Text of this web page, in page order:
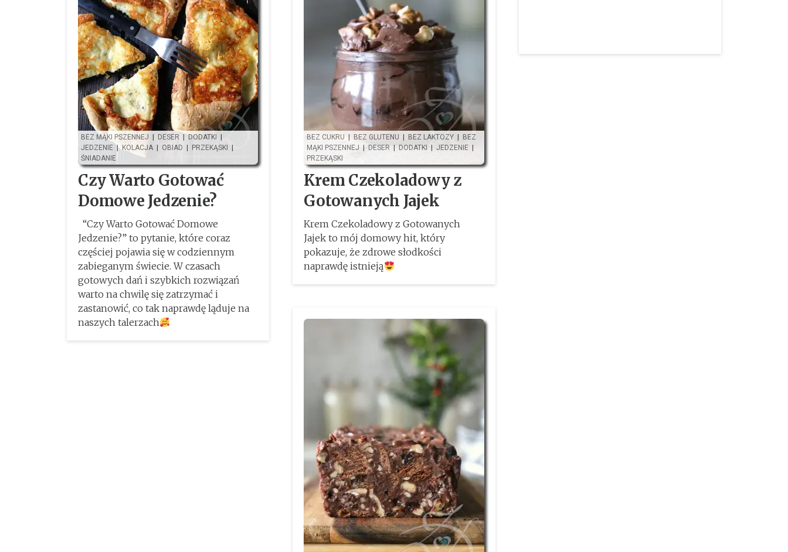
BEZ MĄKI PSZENNEJ DESER DODATKI
JEDZENIE | KOLACJA OBIAD PRZEKĄSKI
ŚNIADANIE
Czy Warto Gotować
Domowe Jedzenie?
“Czy Warto Gotować Domowe
Jedzenie?” to pytanie, które coraz
częściej pojawia się w codziennym
zabieganym świecie. W czasach
gotowych dań i szybkich rozwiązań
warto na chwilę się zatrzymać i
zastanowić, co tak naprawdę ląduje na
naszych talerzach
BEZ CUKRU BEZ GLUTENU BEZ LAKTOZY
BEZ
MĄKI PSZENNEJ
DESER DODATKI JEDZENIE
PRZEKĄSKI
Krem Czekoladowy z
Gotowanych Jajek
Krem Czekoladowy z Gotowanych
Jajek to mój domowy hit, który
pokazuje, że zdrowe słodkości
naprawdę istnieją